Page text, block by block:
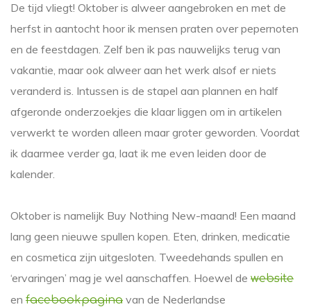
De tijd vliegt! Oktober is alweer aangebroken en met de
herfst in aantocht hoor ik mensen praten over pepernoten
en de feestdagen. Zelf ben ik pas nauwelijks terug van
vakantie, maar ook alweer aan het werk alsof er niets
veranderd is. Intussen is de stapel aan plannen en half
afgeronde onderzoekjes die klaar liggen om in artikelen
verwerkt te worden alleen maar groter geworden. Voordat
ik daarmee verder ga, laat ik me even leiden door de
kalender.
Oktober is namelijk Buy Nothing New-maand! Een maand
lang geen nieuwe spullen kopen. Eten, drinken, medicatie
en cosmetica zijn uitgesloten. Tweedehands spullen en
‘ervaringen’ mag je wel aanschaffen. Hoewel de website
en facebookpagina van de Nederlandse